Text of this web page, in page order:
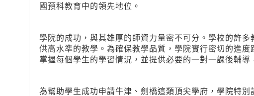
國預科教育中的領先地位。
學院的成功，與其雄厚的師資力量密不可分。學校的許
供高水準的教學。為確保教學品質，學院實行密切的進
掌握每個學生的學習情況，並提供必要的一對一課後輔導
為幫助學生成功申請牛津、劍橋這類頂尖學府，學院特